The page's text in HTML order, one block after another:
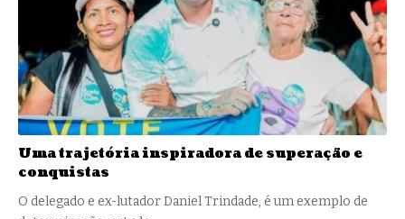
Uma trajetória inspiradora de superação e
conquistas
O delegado e ex-lutador Daniel Trindade, é um exemplo de